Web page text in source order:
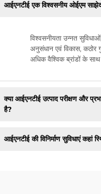
आईएनटीई एक विश्वसनीय ओईएम
विश्वसनीयता उन्नत
अनुसंधान एवं विकास, कठोर
अधिक वैश्विक ब्रांडों के
क्या आईएनटीई उत्पाद परीक्षण और
है?
आईएनटीई की विनिर्माण सुविधाएं कहां